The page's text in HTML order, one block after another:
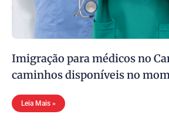
Imigração para médicos no
caminhos disponíveis no
Leia Mais »